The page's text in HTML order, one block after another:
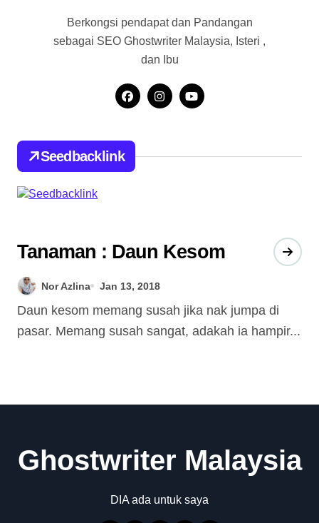
Berkongsi pendapat dan Pandangan
sebagai SEO Ghostwriter Malaysia, Isteri ,
dan Ibu
Seedbacklink
Tanaman : Daun Kesom
Nor Azlina Jan 13, 2018
Daun kesom memang susah jika nak jumpa di
pasar. Memang susah sangat, adakah ia hampir...
Ghostwriter Malaysia
DIA ada untuk saya